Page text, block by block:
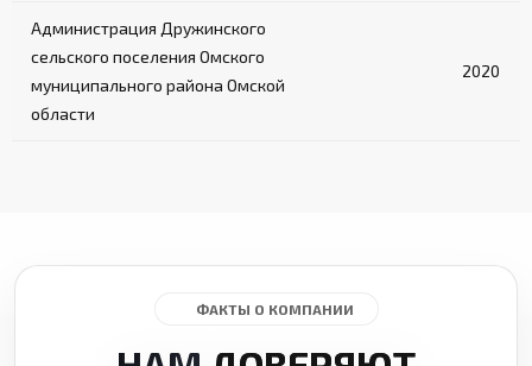
Администрация Дружинского
сельского поселения Омского
муниципального района Омской
области
2020
ФАКТЫ О КОМПАНИИ